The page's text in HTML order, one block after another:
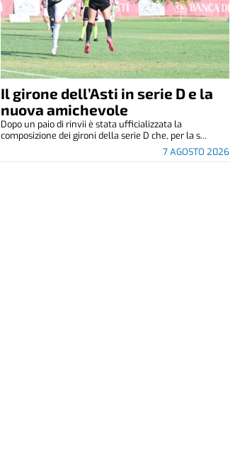
Il girone dell’Asti in serie D e la
nuova amichevole
7 AGOSTO 2026
Dopo un paio di rinvii è stata ufficializzata la
composizione dei gironi della serie D che, per la s...